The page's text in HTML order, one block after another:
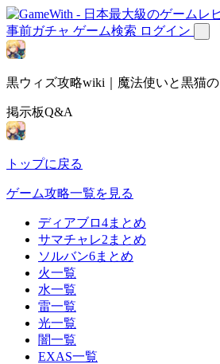
事前ガチャ ゲーム検索 ログイン
黒ウィズ攻略wiki｜魔法使いと黒猫
掲示板Q&A
トップに戻る
ゲーム攻略一覧を見る
ディアブロ4まとめ
サマチャレ2まとめ
ソルバン6まとめ
火一覧
水一覧
雷一覧
光一覧
闇一覧
EXAS一覧